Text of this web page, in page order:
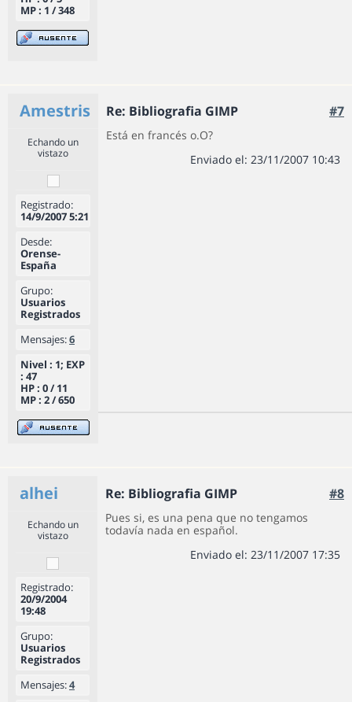
MP : 1 / 348
Amestris Re: Bibliografia GIMP #7
Echando un
vistazo
Registrado:
14/9/2007 5:21
Desde:
Orense-
España
Grupo:
Usuarios
Registrados
Mensajes:6
Nivel : 1; EXP
: 47
HP : 0 / 11
MP : 2 / 650
Está en francés o.O?
Enviado el: 23/11/2007 10:43
alhei Re: Bibliografia GIMP #8
Echando un
vistazo
Registrado:
20/9/2004
19:48
Grupo:
Usuarios
Registrados
Mensajes:4
Pues si, es una pena que no tengamos
todavía nada en español.
Enviado el: 23/11/2007 17:35